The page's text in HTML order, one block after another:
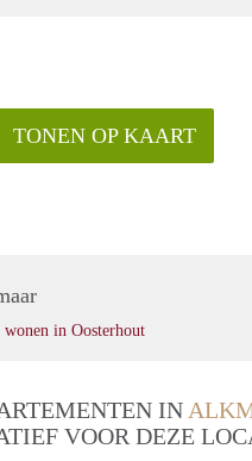
TONEN OP KAART
in Oosterhout
IN
VOOR DEZE